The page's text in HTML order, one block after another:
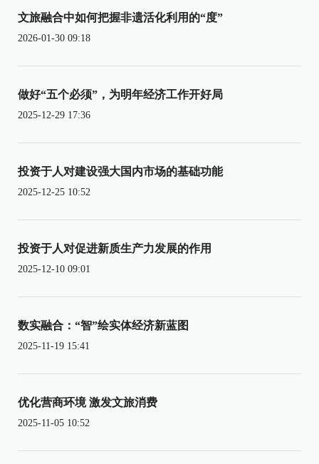
文旅融合中如何把握非遗活化利用的“度”
2026-01-30 09:18
做好“五个必须”，为明年经济工作开好局
2025-12-29 17:36
投资于人对建设强大国内市场的基础功能
2025-12-25 10:52
投资于人对促进新质生产力发展的作用
2025-12-10 09:01
数实融合：“智”绘实体经济新蓝图
2025-11-19 15:41
优化营商环境 激发文旅消费
2025-11-05 10:52